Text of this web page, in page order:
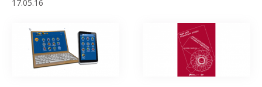
17.05.16